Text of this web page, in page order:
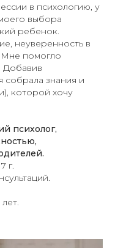
в психологию, у
выбора
ребенок.
неуверенность в
помогло
Добавив
собрала знания и
которой хочу
психолог,
г.